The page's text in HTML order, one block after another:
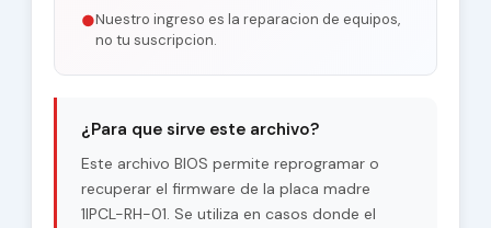
●Nuestro ingreso es la reparacion de equipos,
no tu suscripcion.
¿Para que sirve este archivo?
Este archivo BIOS permite reprogramar o
recuperar el firmware de la placa madre
1IPCL-RH-01. Se utiliza en casos donde el